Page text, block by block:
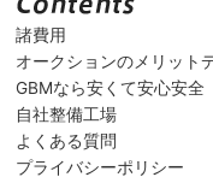
諸費用
オークションのメリット
GBMなら安くて安心安全
自社整備工場
よくある質問
プライバシーポリシー